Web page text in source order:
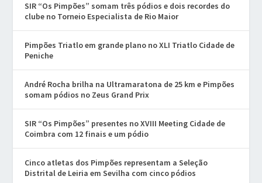
SIR “Os Pimpões” somam três pódios e dois recordes do
clube no Torneio Especialista de Rio Maior
Pimpões Triatlo em grande plano no XLI Triatlo Cidade de
Peniche
André Rocha brilha na Ultramaratona de 25 km e Pimpões
somam pódios no Zeus Grand Prix
SIR “Os Pimpões” presentes no XVIII Meeting Cidade de
Coimbra com 12 finais e um pódio
Cinco atletas dos Pimpões representam a Seleção
Distrital de Leiria em Sevilha com cinco pódios